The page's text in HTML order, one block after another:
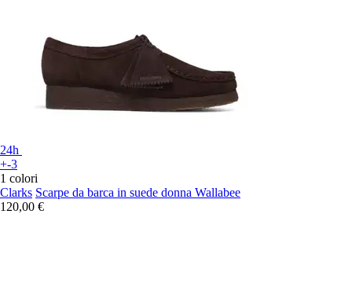
24h
+-3
1 colori
Clarks Scarpe da barca in suede donna Wallabee
120,00 €